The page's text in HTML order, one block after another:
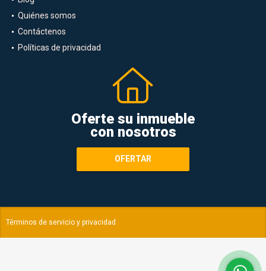
Quiénes somos
Contáctenos
Políticas de privacidad
Oferte su inmueble
con nosotros
OFERTAR
Términos de servicio y privacidad